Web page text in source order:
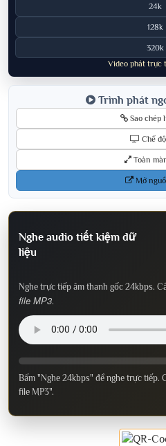
24k
128k
320k
Video phát trực
Trình phát
Sao chép
Chế
Toàn
Mở
Nghe audio tiết kiệm dữ
liệu
Nghe trực tiếp âm thanh gốc 24kbps.
file MP3.
Bấm "Nghe 24kbps" để nghe trực tiếp.
file MP3".